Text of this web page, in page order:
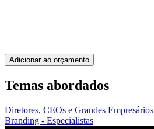
Adicionar ao orçamento
Temas abordados
Diretores, CEOs e Grandes Empresários
Branding - Especialistas